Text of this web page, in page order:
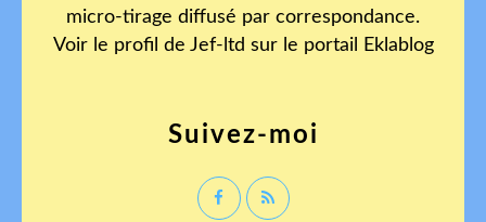
micro-tirage diffusé par correspondance.
Voir le profil de Jef-ltd sur le portail Eklablog
Suivez-moi